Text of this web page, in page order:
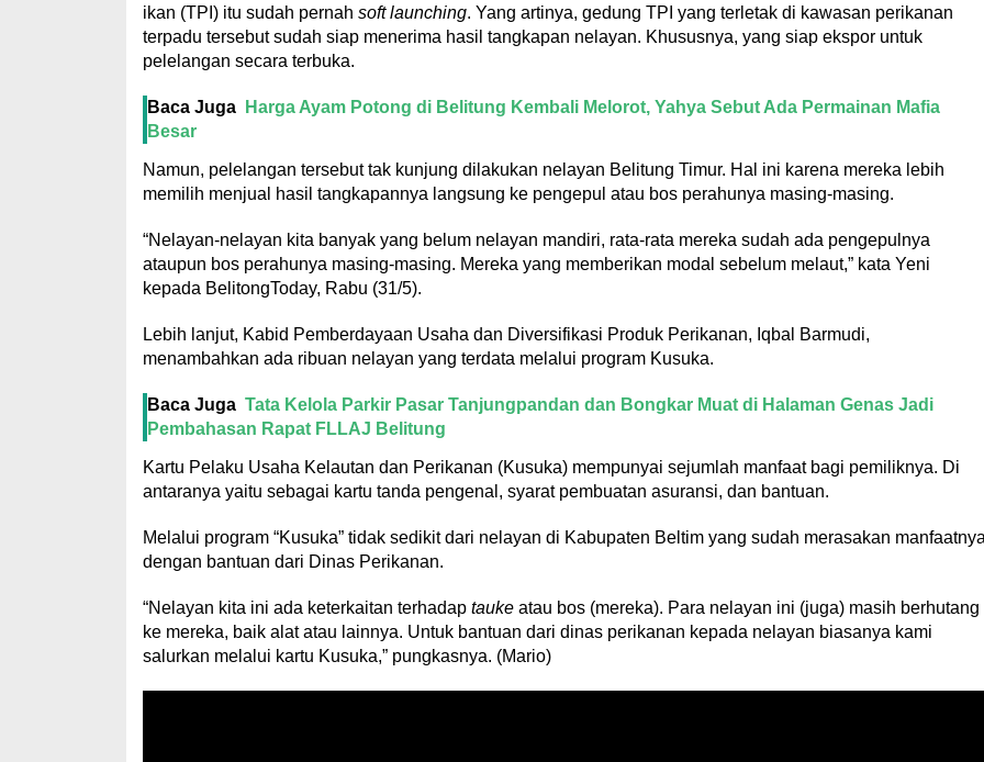
ikan (TPI) itu sudah pernah soft launching. Yang artinya, gedung TPI yang terletak di kawasan perikanan
terpadu tersebut sudah siap menerima hasil tangkapan nelayan. Khususnya, yang siap ekspor untuk
pelelangan secara terbuka.
Baca Juga
Harga Ayam Potong di Belitung Kembali Melorot, Yahya Sebut Ada Permainan Mafia
Besar
Namun, pelelangan tersebut tak kunjung dilakukan nelayan Belitung Timur. Hal ini karena mereka lebih
memilih menjual hasil tangkapannya langsung ke pengepul atau bos perahunya masing-masing.
“Nelayan-nelayan kita banyak yang belum nelayan mandiri, rata-rata mereka sudah ada pengepulnya
ataupun bos perahunya masing-masing. Mereka yang memberikan modal sebelum melaut,” kata Yeni
kepada BelitongToday, Rabu (31/5).
Lebih lanjut, Kabid Pemberdayaan Usaha dan Diversifikasi Produk Perikanan, Iqbal Barmudi,
menambahkan ada ribuan nelayan yang terdata melalui program Kusuka.
Baca Juga Tata Kelola Parkir Pasar Tanjungpandan dan Bongkar Muat di Halaman Genas Jadi
Pembahasan Rapat FLLAJ Belitung
Kartu Pelaku Usaha Kelautan dan Perikanan (Kusuka) mempunyai sejumlah manfaat bagi pemiliknya. Di
antaranya yaitu sebagai kartu tanda pengenal, syarat pembuatan asuransi, dan bantuan.
Melalui program “Kusuka” tidak sedikit dari nelayan di Kabupaten Beltim yang sudah merasakan
dengan bantuan dari Dinas Perikanan.
“Nelayan kita ini ada keterkaitan terhadap taukeatau bos (mereka). Para nelayan ini (juga) masih berhutang
ke mereka, baik alat atau lainnya. Untuk bantuan dari dinas perikanan kepada nelayan biasanya kami
salurkan melalui kartu Kusuka,” pungkasnya. (Mario)